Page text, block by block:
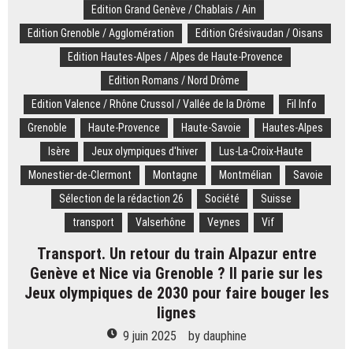
en
images
Edition Grand Genève / Chablais / Ain
Edition Grenoble / Agglomération
Edition Grésivaudan / Oisans
Edition Hautes-Alpes / Alpes de Haute-Provence
Edition Romans / Nord Drôme
Edition Valence / Rhône Crussol / Vallée de la Drôme
Fil Info
Grenoble
Haute-Provence Haute-Savoie
Hautes-Alpes
Isère
Jeux olympiques d'hiver
Lus-La-Croix-Haute
Monestier-de-Clermont
Montagne Montmélian
Savoie
Sélection de la rédaction 26
Société
Suisse
transport
Valserhône Veynes Vif
Transport. Un retour du train Alpazur entre
Genève et Nice via Grenoble ? Il parie sur les
Jeux olympiques de 2030 pour faire bouger les
lignes
9 juin 2025 by dauphine